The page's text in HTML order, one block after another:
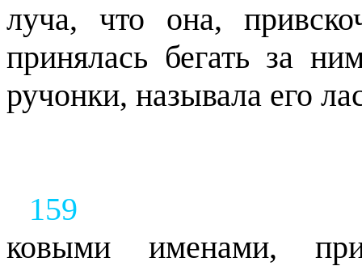
луча, что она,
принялась бегать за
ручонки, называла его
159
ковыми именами,